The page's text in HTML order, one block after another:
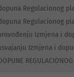
Regulacionog
Regulacionog
Izmjena i
Izmjena i